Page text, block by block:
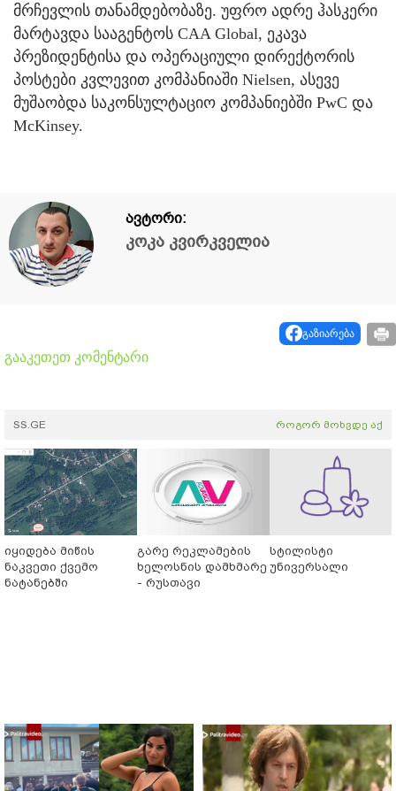
მრჩევლის თანამდებობაზე. უფრო ადრე ჰასკერი
მარტავდა სააგენტოს CAA Global, ეკავა
პრეზიდენტისა და ოპერაციული დირექტორის
პოსტები კვლევით კომპანიაში Nielsen, ასევე
მუშაობდა საკონსულტაციო კომპანიებში PwC და
McKinsey.
ავტორი:
კოკა კვირკველია
გაზიარება
გააკეთეთ კომენტარი
SS.GE როგორ მოხვდე აქ
იყიდება მიწის
ნაკვეთი ქვემო
ნატანებში
გარე რეკლამების
ხელოსნის დამხმარე
- რუსთავი
სტილისტი
უნივერსალი